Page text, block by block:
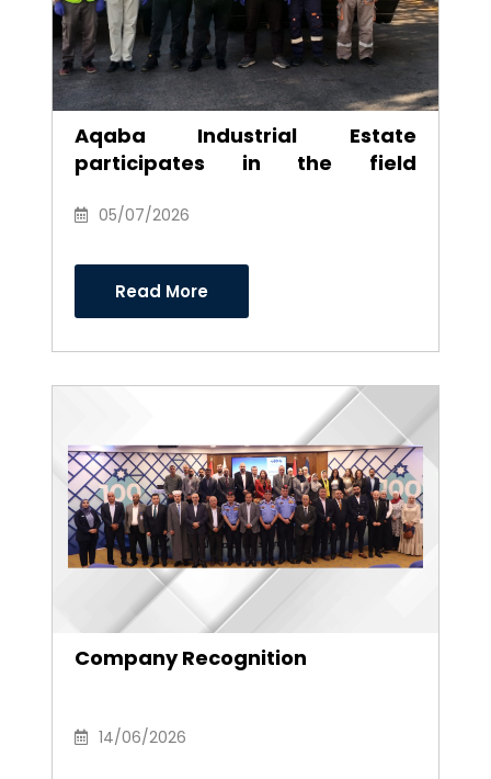
Aqaba Industrial Estate
participates in the field
clean the southern industrial
05/07/2026
Read More
Company Recognition
14/06/2026